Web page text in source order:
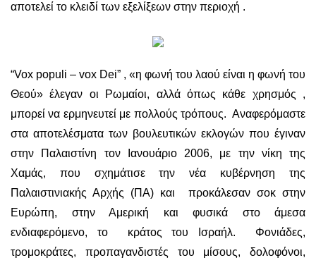
αποτελεί το κλειδί των εξελίξεων στην περιοχή .
“Vox populi – vox Dei” , «η φωνή του λαού είναι η φωνή του
Θεού» έλεγαν οι Ρωμαίοι, αλλά όπως κάθε χρησμός ,
μπορεί να ερμηνευτεί με πολλούς τρόπους. Αναφερόμαστε
στα αποτελέσματα των βουλευτικών εκλογών που έγιναν
στην Παλαιστίνη τον Ιανουάριο 2006, με την νίκη της
Χαμάς, που σχημάτισε την νέα κυβέρνηση της
Παλαιστινιακής Αρχής (ΠΑ) και προκάλεσαν σοκ στην
Ευρώπη, στην Αμερική και φυσικά στο άμεσα
ενδιαφερόμενο, το κράτος του Ισραήλ. Φονιάδες,
τρομοκράτες, προπαγανδιστές του μίσους, δολοφόνοι,